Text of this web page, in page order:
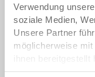
Verwendung
soziale Medien,
Unsere Partner
möglicherweise
Nutzung der
Bestellnummer
36-204-11 EL